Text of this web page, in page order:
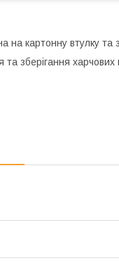
картонну втулку та
зберігання харчових